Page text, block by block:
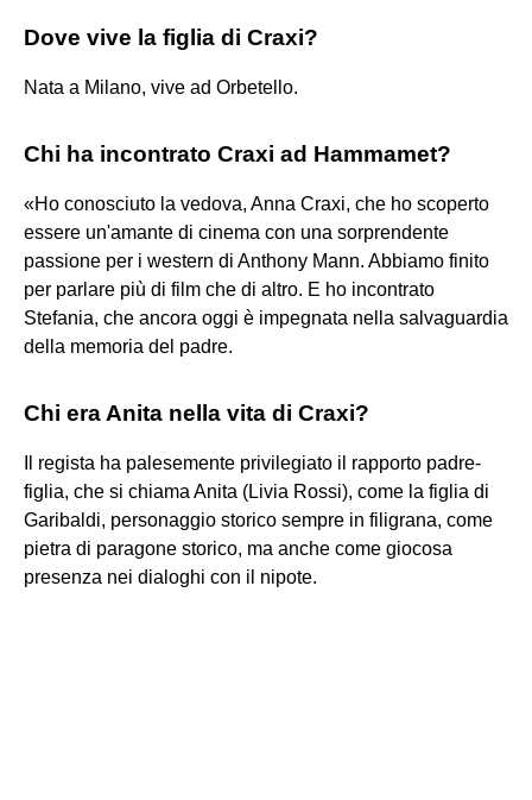
Dove vive la figlia di Craxi?
Nata a Milano, vive ad Orbetello.
Chi ha incontrato Craxi ad Hammamet?
«Ho conosciuto la vedova, Anna Craxi, che ho scoperto
essere un'amante di cinema con una sorprendente
passione per i western di Anthony Mann. Abbiamo finito
per parlare più di film che di altro. E ho incontrato
Stefania, che ancora oggi è impegnata nella salvaguardia
della memoria del padre.
Chi era Anita nella vita di Craxi?
Il regista ha palesemente privilegiato il rapporto padre-
figlia, che si chiama Anita (Livia Rossi), come la figlia di
Garibaldi, personaggio storico sempre in filigrana, come
pietra di paragone storico, ma anche come giocosa
presenza nei dialoghi con il nipote.